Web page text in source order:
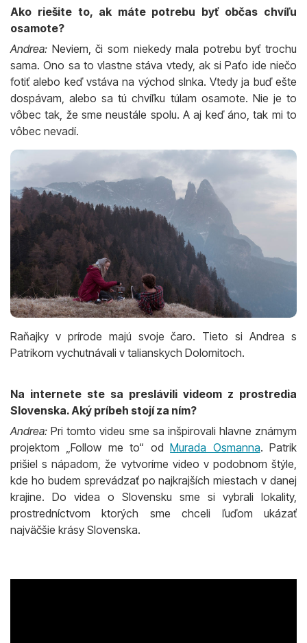
Ako riešite to, ak máte potrebu byť občas chvíľu
osamote?
Andrea: Neviem, či som niekedy mala potrebu byť trochu
sama. Ono sa to vlastne stáva vtedy, ak si Paťo ide niečo
fotiť alebo keď vstáva na východ slnka. Vtedy ja buď ešte
dospávam, alebo sa tú chvíľku túlam osamote. Nie je to
vôbec tak, že sme neustále spolu. A aj keď áno, tak mi to
vôbec nevadí.
Raňajky v prírode majú svoje čaro. Tieto si Andrea s
Patrikom vychutnávali v talianskych Dolomitoch.
Na internete ste sa preslávili videom z prostredia
Slovenska. Aký príbeh stojí za ním?
Andrea:Pri tomto videu sme sa inšpirovali hlavne známym
projektom „Follow me to“ odMurada Osmanna. Patrik
prišiel s nápadom, že vytvoríme video v podobnom štýle,
kde ho budem sprevádzať po najkrajších miestach v danej
krajine. Do videa o Slovensku sme si vybrali lokality,
prostredníctvom ktorých sme chceli ľuďom ukázať
najväčšie krásy Slovenska.